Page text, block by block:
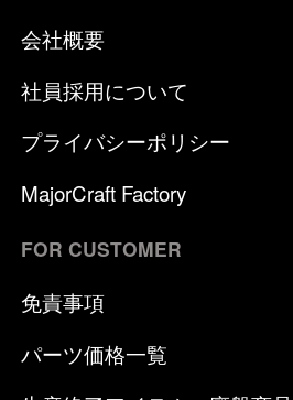
会社概要
社員採用について
プライバシーポリシー
MajorCraft Factory
FOR CUSTOMER
免責事項
パーツ価格一覧